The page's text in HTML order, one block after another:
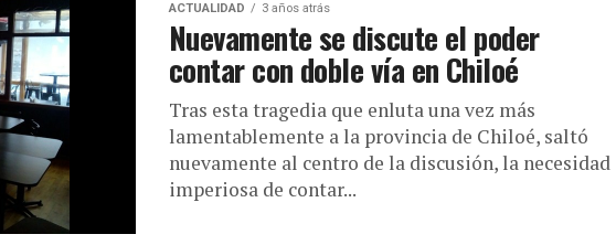
ACTUALIDAD 3 años atrás
Nuevamente se discute el poder
contar con doble vía en Chiloé
Tras esta tragedia que enluta una vez más
lamentablemente a la provincia de Chiloé, saltó
nuevamente al centro de la discusión, la necesidad
imperiosa de contar...